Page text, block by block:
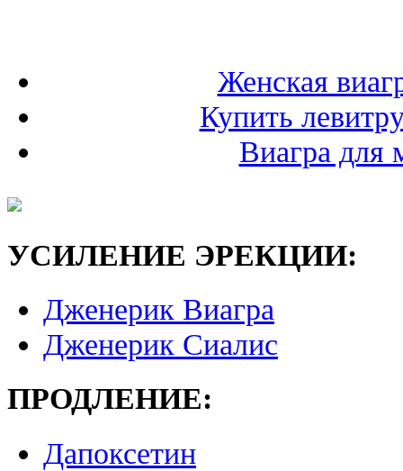
Женская
Купить
Виагра для
УСИЛЕНИЕ ЭРЕКЦИИ:
Дженерик Виагра
Дженерик Сиалис
ПРОДЛЕНИЕ:
Дапоксетин